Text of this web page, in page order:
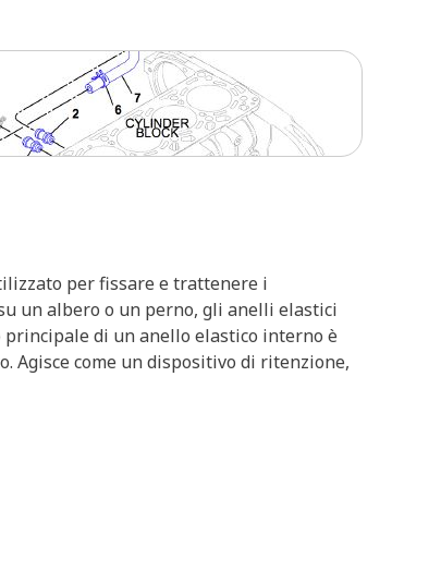
per fissare e trattenere i
un albero o un perno, gli anelli elastici
di un anello elastico interno è
Agisce come un dispositivo di ritenzione,